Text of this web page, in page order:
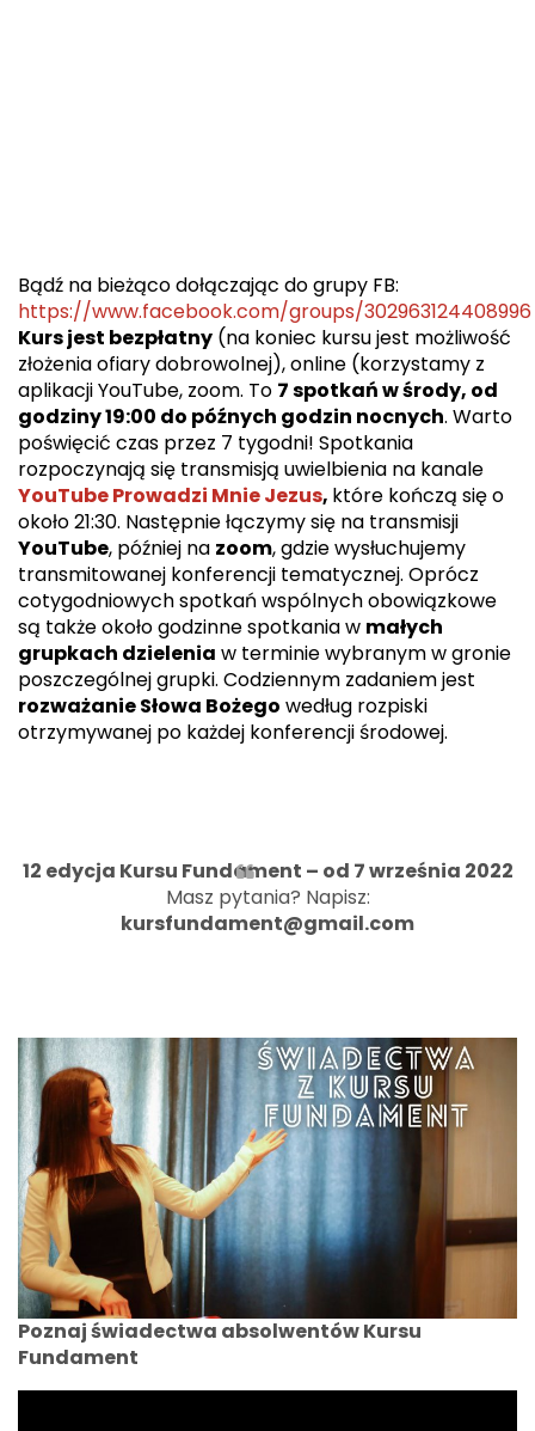
Bądź na bieżąco dołączając do grupy FB:
https://www.facebook.com/groups/302963124408996
Kurs jest bezpłatny (na koniec kursu jest możliwość
złożenia ofiary dobrowolnej), online (korzystamy z
aplikacji YouTube, zoom. To 7 spotkań w środy, od
godziny 19:00 do późnych godzin nocnych. Warto
poświęcić czas przez 7 tygodni! Spotkania
rozpoczynają się transmisją uwielbienia na kanale
YouTube Prowadzi Mnie Jezus, które kończą się o
około 21:30. Następnie łączymy się na transmisji
YouTube, później na zoom, gdzie wysłuchujemy
transmitowanej konferencji tematycznej. Oprócz
cotygodniowych spotkań wspólnych obowiązkowe
są także około godzinne spotkania w małych
grupkach dzielenia w terminie wybranym w gronie
poszczególnej grupki. Codziennym zadaniem jest
rozważanie Słowa Bożego według rozpiski
otrzymywanej po każdej konferencji środowej.
12 edycja Kursu Fundament – od 7 września 2022
Masz pytania? Napisz:
kursfundament@gmail.com
Poznaj świadectwa absolwentów Kursu
Fundament